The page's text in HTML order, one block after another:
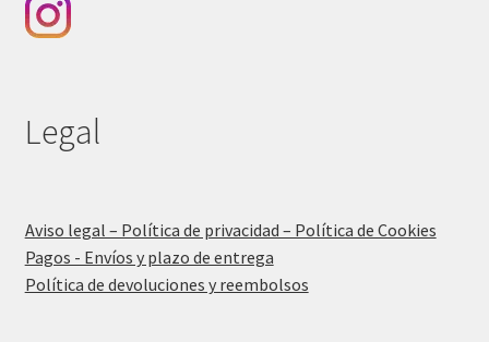
Legal
Aviso legal – Política de privacidad – Política de Cookies
Pagos - Envíos y plazo de entrega
Política de devoluciones y reembolsos